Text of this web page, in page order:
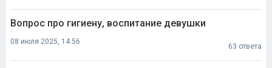
Вопрос про гигиену, воспитание девушки
08 июля 2025, 14:56
63 ответа